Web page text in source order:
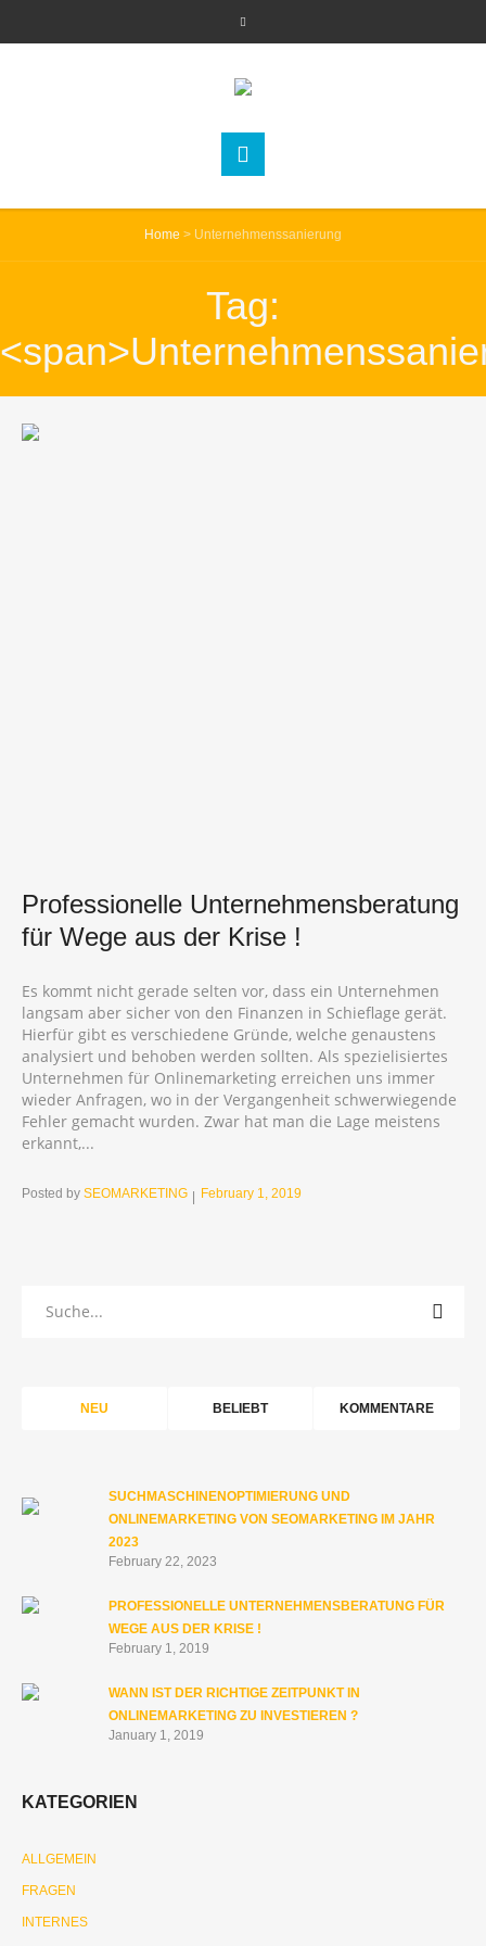
Home > Unternehmenssanierung
Tag:
Professionelle Unternehmensberatung
für Wege aus der Krise !
Es kommt nicht gerade selten vor, dass ein Unternehmen
langsam aber sicher von den Finanzen in Schieflage gerät.
Hierfür gibt es verschiedene Gründe, welche genaustens
analysiert und behoben werden sollten. Als spezielisiertes
Unternehmen für Onlinemarketing erreichen uns immer
wieder Anfragen, wo in der Vergangenheit schwerwiegende
Fehler gemacht wurden. Zwar hat man die Lage meistens
erkannt,...
Posted by SEOMARKETING February 1, 2019
NEU BELIEBT KOMMENTARE
SUCHMASCHINENOPTIMIERUNG UND
ONLINEMARKETING VON SEOMARKETING IM JAHR
2023
February 22, 2023
PROFESSIONELLE UNTERNEHMENSBERATUNG FÜR
WEGE AUS DER KRISE !
February 1, 2019
WANN IST DER RICHTIGE ZEITPUNKT IN
ONLINEMARKETING ZU INVESTIEREN ?
January 1, 2019
KATEGORIEN
ALLGEMEIN
FRAGEN
INTERNES